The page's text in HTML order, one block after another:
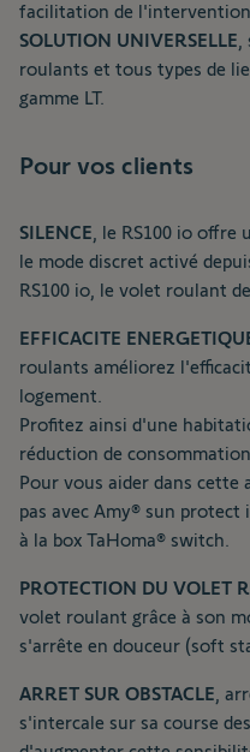
facilitation de
SOLUTION UNIVERSELLE
roulants et tous types de
gamme LT.
Pour vos clients
SILENCE , le RS100 io
le mode discret activé
RS100 io, le volet roulant
EFFICACITE
roulants améliorez
logement.
Profitez ainsi d'une
réduction de
Pour vous aider dans
pas avec Amy® sun
à la box TaHoma® switch.
PROTECTION DU VOLET
volet roulant grâce à son
s'arrête en douceur (soft
ARRET SUR OBSTACLE ,
s'intercale sur sa course